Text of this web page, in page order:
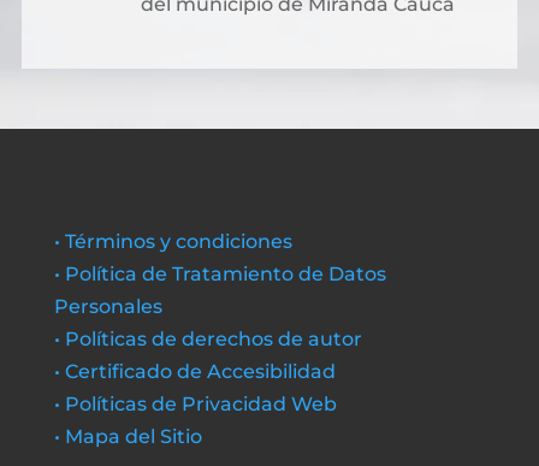
• Términos y condiciones
• Política de Tratamiento de Datos
Personales
• Políticas de derechos de autor
• Certificado de Accesibilidad
• Políticas de Privacidad Web
• Mapa del Sitio